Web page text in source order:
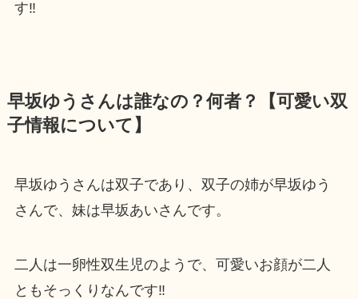
す‼
早坂ゆうさんは誰なの？何者？【可愛い双
子情報について】
早坂ゆうさんは双子であり、双子の姉が早坂ゆう
さんで、妹は早坂あいさんです。
二人は一卵性双生児のようで、可愛いお顔が二人
ともそっくりなんです‼